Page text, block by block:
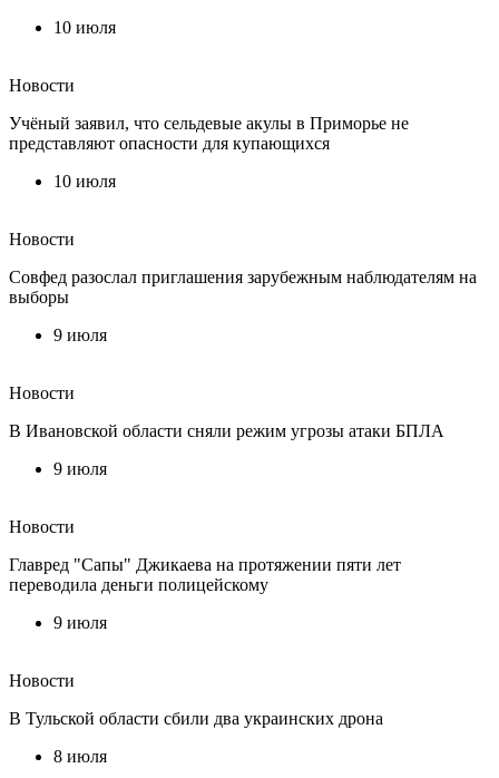
10 июля
Новости
Учёный заявил, что сельдевые акулы в Приморье не
представляют опасности для купающихся
10 июля
Новости
Совфед разослал приглашения зарубежным наблюдателям на
выборы
9 июля
Новости
В Ивановской области сняли режим угрозы атаки БПЛА
9 июля
Новости
Главред "Сапы" Джикаева на протяжении пяти лет
переводила деньги полицейскому
9 июля
Новости
В Тульской области сбили два украинских дрона
8 июля